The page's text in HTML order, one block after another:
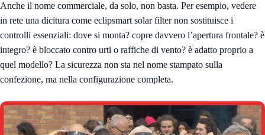
Anche il nome commerciale, da solo, non basta. Per esempio, vedere
in rete una dicitura come eclipsmart solar filter non sostituisce i
controlli essenziali: dove si monta? copre davvero l’apertura frontale? è
integro? è bloccato contro urti o raffiche di vento? è adatto proprio a
quel modello? La sicurezza non sta nel nome stampato sulla
confezione, ma nella configurazione completa.